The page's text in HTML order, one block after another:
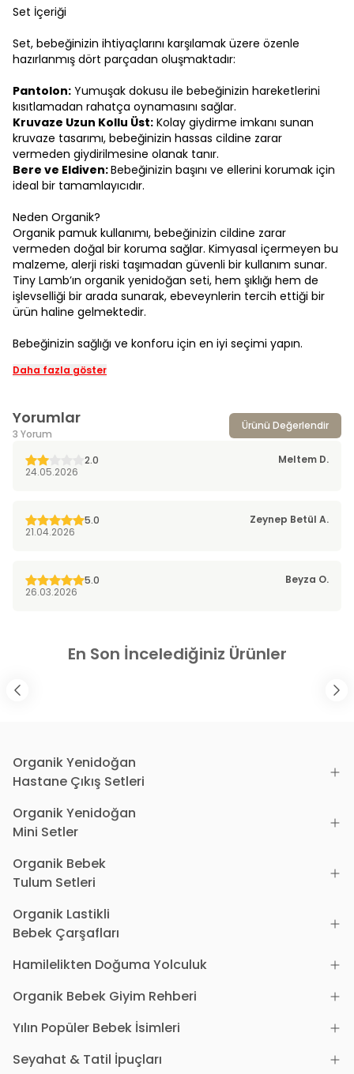
Set İçeriği
Set, bebeğinizin ihtiyaçlarını karşılamak üzere özenle
hazırlanmış dört parçadan oluşmaktadır:
Pantolon: Yumuşak dokusu ile bebeğinizin hareketlerini
kısıtlamadan rahatça oynamasını sağlar.
Kruvaze Uzun Kollu Üst: Kolay giydirme imkanı sunan
kruvaze tasarımı, bebeğinizin hassas cildine zarar
vermeden giydirilmesine olanak tanır.
Bere ve Eldiven:Bebeğinizin başını ve ellerini korumak için
ideal bir tamamlayıcıdır.
Neden Organik?
Organik pamuk kullanımı, bebeğinizin cildine zarar
vermeden doğal bir koruma sağlar. Kimyasal içermeyen bu
malzeme, alerji riski taşımadan güvenli bir kullanım sunar.
Tiny Lamb’ın organik yenidoğan seti, hem şıklığı hem de
işlevselliği bir arada sunarak, ebeveynlerin tercih ettiği bir
ürün haline gelmektedir.
Bebeğinizin sağlığı ve konforu için en iyi seçimi yapın.
Daha fazla göster
Yorumlar
3 Yorum
Ürünü Değerlendir
2.0 Meltem D.
24.05.2026
5.0 Zeynep Betül A.
21.04.2026
5.0 Beyza O.
26.03.2026
En Son İncelediğiniz Ürünler
Organik Yenidoğan
Hastane Çıkış Setleri
Organik Yenidoğan
Mini Setler
Organik Bebek
Tulum Setleri
Organik Lastikli
Bebek Çarşafları
Hamilelikten Doğuma Yolculuk
Organik Bebek Giyim Rehberi
Yılın Popüler Bebek İsimleri
Seyahat & Tatil İpuçları